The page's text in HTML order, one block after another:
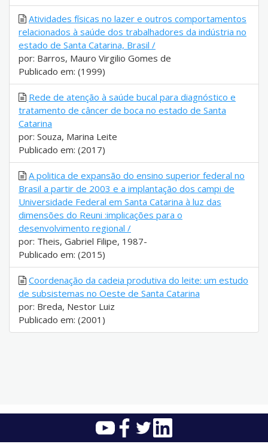
Atividades físicas no lazer e outros comportamentos
relacionados à saúde dos trabalhadores da indústria no
estado de Santa Catarina, Brasil /
por: Barros, Mauro Virgilio Gomes de
Publicado em: (1999)
Rede de atenção à saúde bucal para diagnóstico e
tratamento de câncer de boca no estado de Santa
Catarina
por: Souza, Marina Leite
Publicado em: (2017)
A politica de expansão do ensino superior federal no
Brasil a partir de 2003 e a implantação dos campi de
Universidade Federal em Santa Catarina à luz das
dimensões do Reuni :implicações para o
desenvolvimento regional /
por: Theis, Gabriel Filipe, 1987-
Publicado em: (2015)
Coordenação da cadeia produtiva do leite: um estudo
de subsistemas no Oeste de Santa Catarina
por: Breda, Nestor Luiz
Publicado em: (2001)